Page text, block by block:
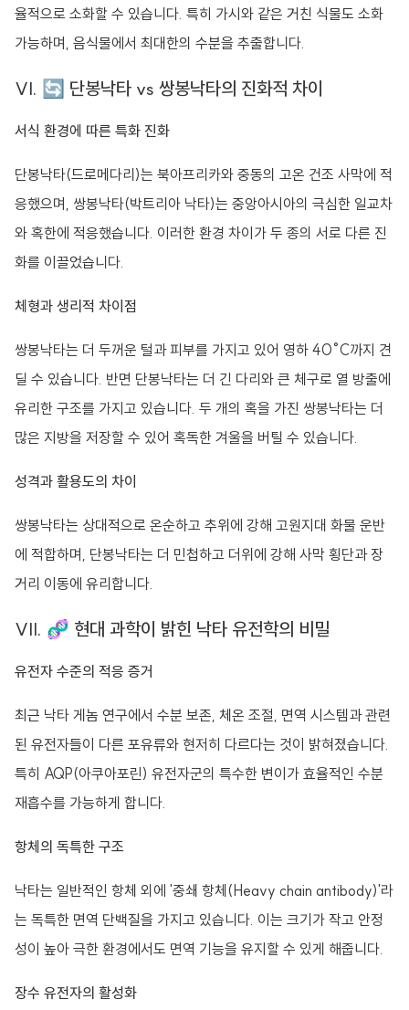
율적으로 소화할 수 있습니다. 특히 가시와 같은 거친 식물도 소화
가능하며, 음식물에서 최대한의 수분을 추출합니다.
VI. 🔄 단봉낙타 vs 쌍봉낙타의 진화적 차이
서식 환경에 따른 특화 진화
단봉낙타(드로메다리)는 북아프리카와 중동의 고온 건조 사막에 적
응했으며, 쌍봉낙타(박트리아 낙타)는 중앙아시아의 극심한 일교차
와 혹한에 적응했습니다. 이러한 환경 차이가 두 종의 서로 다른 진
화를 이끌었습니다.
체형과 생리적 차이점
쌍봉낙타는 더 두꺼운 털과 피부를 가지고 있어 영하 40°C까지 견
딜 수 있습니다. 반면 단봉낙타는 더 긴 다리와 큰 체구로 열 방출에
유리한 구조를 가지고 있습니다. 두 개의 혹을 가진 쌍봉낙타는 더
많은 지방을 저장할 수 있어 혹독한 겨울을 버틸 수 있습니다.
성격과 활용도의 차이
쌍봉낙타는 상대적으로 온순하고 추위에 강해 고원지대 화물 운반
에 적합하며, 단봉낙타는 더 민첩하고 더위에 강해 사막 횡단과 장
거리 이동에 유리합니다.
VII. 🧬 현대 과학이 밝힌 낙타 유전학의 비밀
유전자 수준의 적응 증거
최근 낙타 게놈 연구에서 수분 보존, 체온 조절, 면역 시스템과 관련
된 유전자들이 다른 포유류와 현저히 다르다는 것이 밝혀졌습니다.
특히 AQP(아쿠아포린) 유전자군의 특수한 변이가 효율적인 수분
재흡수를 가능하게 합니다.
항체의 독특한 구조
낙타는 일반적인 항체 외에 '중쇄 항체(Heavy chain antibody)'라
는 독특한 면역 단백질을 가지고 있습니다. 이는 크기가 작고 안정
성이 높아 극한 환경에서도 면역 기능을 유지할 수 있게 해줍니다.
장수 유전자의 활성화